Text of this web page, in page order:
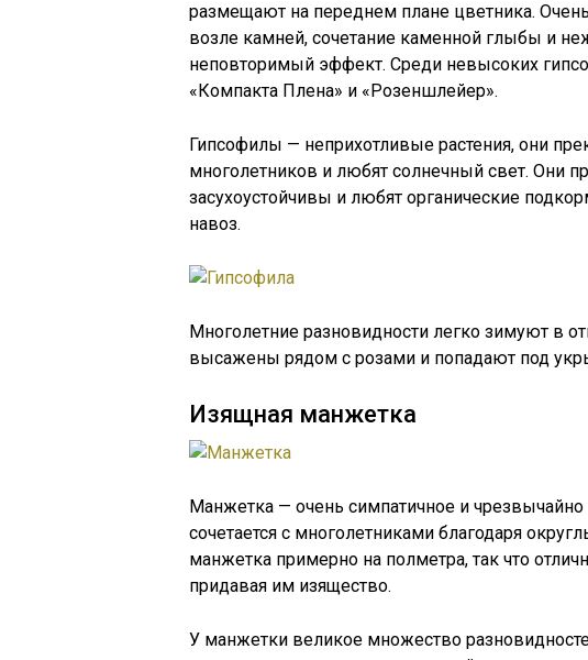
размещают на переднем плане цветника.
возле камней, сочетание каменной глыбы и
неповторимый эффект. Среди невысоких
«Компакта Плена» и «Розеншлейер».
Гипсофилы — неприхотливые растения, они
многолетников и любят солнечный свет. Они
засухоустойчивы и любят органические
навоз.
Многолетние разновидности легко зимуют в
высажены рядом с розами и попадают под
Изящная манжетка
Манжетка — очень симпатичное и чрезвычайно
сочетается с многолетниками благодаря
манжетка примерно на полметра, так что
придавая им изящество.
У манжетки великое множество